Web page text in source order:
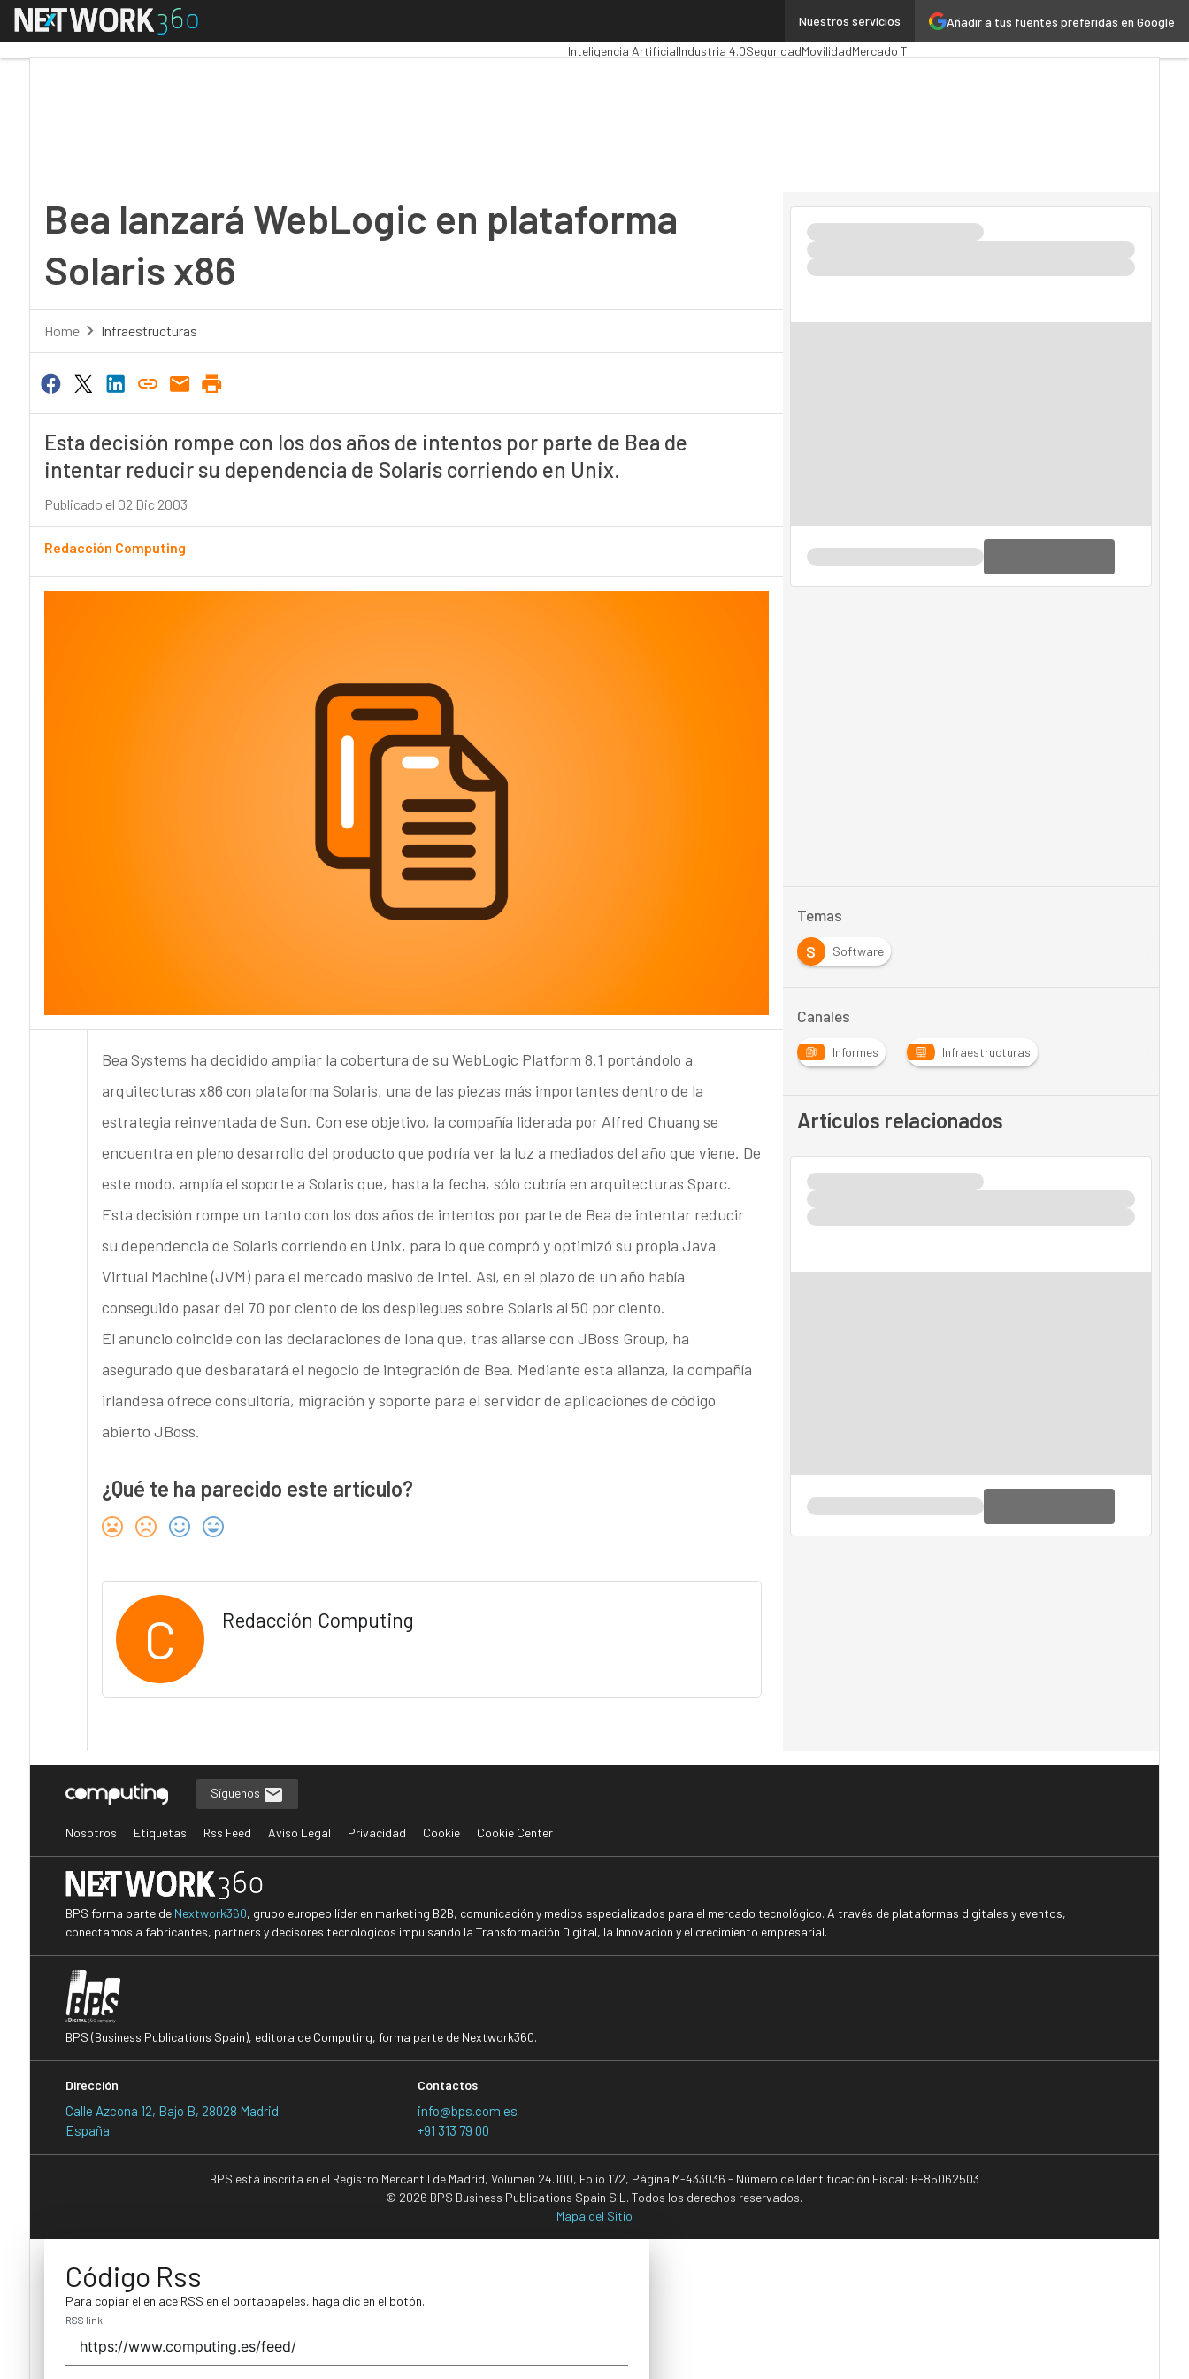
Añadir a tus fuentes preferidas en Google
Nuestros servicios
Menú Administración PúblicaMarTechCloud
Inteligencia ArtificialIndustria 4.0SeguridadMovilidadMercado TI
Bea lanzará WebLogic en plataforma
Solaris x86
Home Infraestructuras
Esta decisión rompe con los dos años de intentos por parte de Bea de
intentar reducir su dependencia de Solaris corriendo en Unix.
Publicado el 02 Dic 2003
Redacción Computing
Bea Systems ha decidido ampliar la cobertura de su WebLogic Platform 8.1 portándolo a
arquitecturas x86 con plataforma Solaris, una de las piezas más importantes dentro de la
estrategia reinventada de Sun. Con ese objetivo, la compañía liderada por Alfred Chuang se
encuentra en pleno desarrollo del producto que podría ver la luz a mediados del año que viene. De
este modo, amplía el soporte a Solaris que, hasta la fecha, sólo cubría en arquitecturas Sparc.
Esta decisión rompe un tanto con los dos años de intentos por parte de Bea de intentar reducir
su dependencia de Solaris corriendo en Unix, para lo que compró y optimizó su propia Java
Virtual Machine (JVM) para el mercado masivo de Intel. Así, en el plazo de un año había
conseguido pasar del 70 por ciento de los despliegues sobre Solaris al 50 por ciento.
El anuncio coincide con las declaraciones de Iona que, tras aliarse con JBoss Group, ha
asegurado que desbaratará el negocio de integración de Bea. Mediante esta alianza, la compañía
irlandesa ofrece consultoría, migración y soporte para el servidor de aplicaciones de código
abierto JBoss.
¿Qué te ha parecido este artículo?
C Redacción Computing
Temas
S
Software
Canales
Informes Infraestructuras
Artículos relacionados
Síguenos
Nosotros Etiquetas Rss Feed Aviso Legal Privacidad Cookie Cookie Center
BPS forma parte de Nextwork360, grupo europeo líder en marketing B2B, comunicación y medios especializados para el mercado tecnológico. A través de plataformas digitales y eventos,
conectamos a fabricantes, partners y decisores tecnológicos impulsando la Transformación Digital, la Innovación y el crecimiento empresarial.
BPS (Business Publications Spain), editora de Computing, forma parte de Nextwork360.
Dirección
Calle Azcona 12, Bajo B, 28028 Madrid
España
Contactos
info@bps.com.es
+91 313 79 00
BPS está inscrita en el Registro Mercantil de Madrid, Volumen 24.100, Folio 172, Página M-433036 - Número de Identificación Fiscal: B-85062503
© 2026 BPS Business Publications Spain S.L. Todos los derechos reservados.
Mapa del Sitio
Código Rss
Para copiar el enlace RSS en el portapapeles, haga clic en el botón.
RSS link